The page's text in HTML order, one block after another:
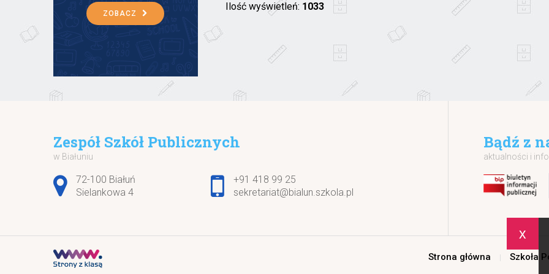
x
Ilość wyświetleń: 1033
ZOBACZ
Zespół Szkół Publicznych
w Białuniu
Adres pocztowy:
72-100 Białuń
Sielankowa 4
+91 418 99 25
sekretariat@bialun.szkola.pl
Bądź z
aktualności i
Strona główna Szkoła